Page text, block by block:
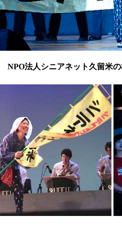
NPO法人シニアネット久留米